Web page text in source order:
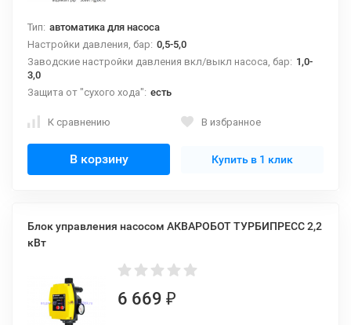
Тип: автоматика для насоса
Настройки давления, бар: 0,5-5,0
Заводские настройки давления вкл/выкл насоса, бар: 1,0-
3,0
Защита от "сухого хода": есть
К сравнению В избранное
В корзину Купить в 1 клик
Блок управления насосом АКВАРОБОТ ТУРБИПРЕСС 2,2
кВт
6 669 ₽